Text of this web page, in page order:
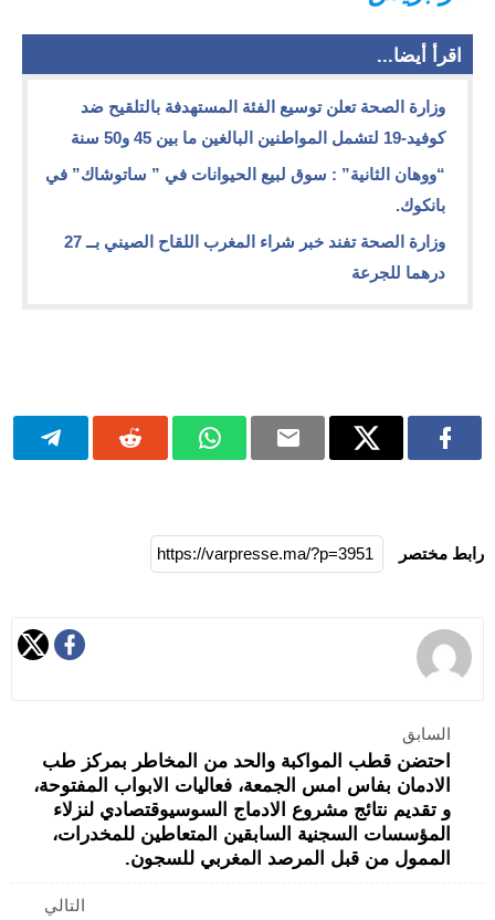
اقرأ أيضا...
وزارة الصحة تعلن توسيع الفئة المستهدفة بالتلقيح ضد
كوفيد-19 لتشمل المواطنين البالغين ما بين 45 و50 سنة
“ووهان الثانية” : سوق لبيع الحيوانات في ” ساتوشاك” في
بانكوك.
وزارة الصحة تفند خبر شراء المغرب اللقاح الصيني بــ 27
درهما للجرعة
رابط مختصر
السابق
احتضن قطب المواكبة والحد من المخاطر بمركز طب
الادمان بفاس امس الجمعة، فعاليات الابواب المفتوحة،
و تقديم نتائج مشروع الادماج السوسيوقتصادي لنزلاء
المؤسسات السجنية السابقين المتعاطين للمخدرات،
الممول من قبل المرصد المغربي للسجون.
التالي